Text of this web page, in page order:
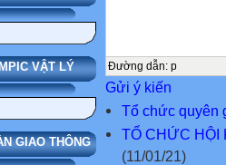
VẬT LÝ
GIAO THÔNG
Đường dẫn: p
Gửi ý kiến
Tổ chức quyên
TỔ CHỨC HỘI
(11/01/21)